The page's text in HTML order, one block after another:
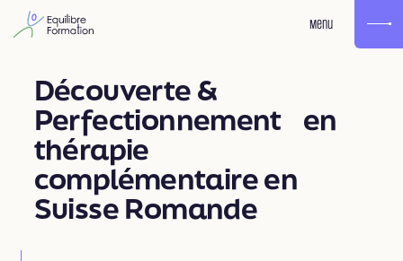
Menu
Découverte &
Perfectionnement en
thérapie
complémentaire en
Suisse Romande